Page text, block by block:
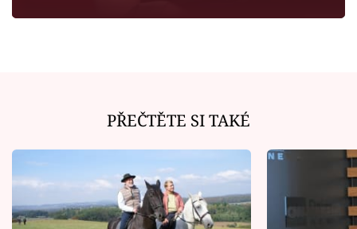
Sledujte nás
PŘEČTĚTE SI TAKÉ